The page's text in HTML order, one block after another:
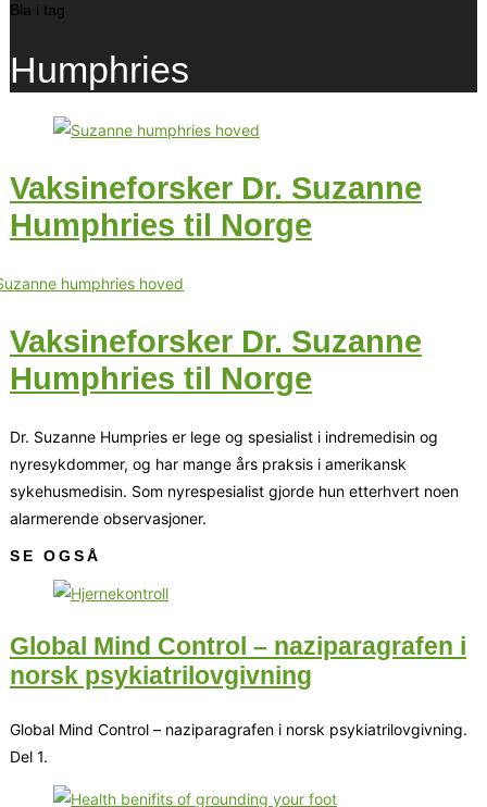
Bla i tag
Humphries
Vaksineforsker Dr. Suzanne
Humphries til Norge
Vaksineforsker Dr. Suzanne
Humphries til Norge
Dr. Suzanne Humpries er lege og spesialist i indremedisin og
nyresykdommer, og har mange års praksis i amerikansk
sykehusmedisin. Som nyrespesialist gjorde hun etterhvert noen
alarmerende observasjoner.
SE OGSÅ
Global Mind Control – naziparagrafen i
norsk psykiatrilovgivning
Global Mind Control – naziparagrafen i norsk psykiatrilovgivning.
Del 1.